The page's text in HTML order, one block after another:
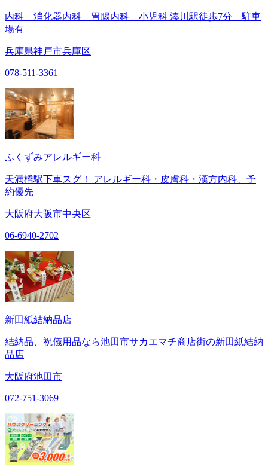
内科 消化器内科 胃腸内科 小児科 湊川駅徒歩7分 駐車
場有
兵庫県神戸市兵庫区
078-511-3361
ふくずみアレルギー科
天満橋駅下車スグ！ アレルギー科・皮膚科・漢方内科、予
約優先
大阪府大阪市中央区
06-6940-2702
新田紙結納品店
結納品、祝儀用品なら池田市サカエマチ商店街の新田紙結納
品店
大阪府池田市
072-751-3069